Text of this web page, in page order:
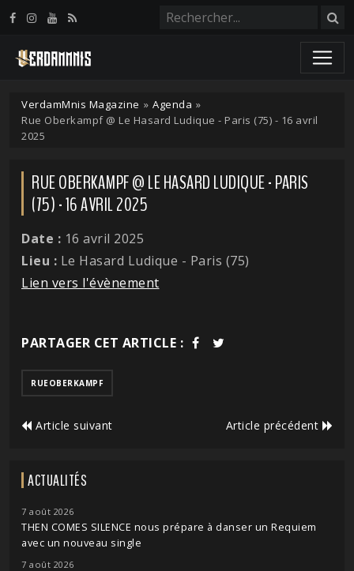
VerdamMnis Magazine » Agenda »
Rue Oberkampf @ Le Hasard Ludique - Paris (75) - 16 avril
2025
RUE OBERKAMPF @ LE HASARD LUDIQUE - PARIS
(75) - 16 AVRIL 2025
Date : 16 avril 2025
Lieu : Le Hasard Ludique - Paris (75)
Lien vers l'évènement
PARTAGER CET ARTICLE :
RUEOBERKAMPF
Article suivant Article précédent
ACTUALITÉS
7 août 2026
THEN COMES SILENCE nous prépare à danser un Requiem
avec un nouveau single
7 août 2026
Panneau de gestion des cookies